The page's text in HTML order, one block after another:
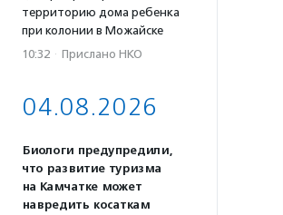
территорию дома ребенка
при колонии в Можайске
10:32 · Прислано НКО
04.08.2026
Биологи предупредили,
что развитие туризма
на Камчатке может
навредить косаткам